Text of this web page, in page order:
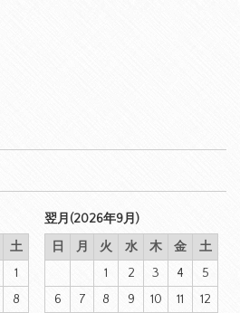
土
1
8
翌月(2026年9月)
日
月 火 水 木 金
土
1
2 3 4
5
6
7 8 9 10 11
12